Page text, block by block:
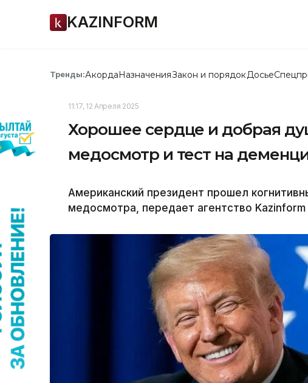
KAZINFORM
Тренды:АкордаНазначенияЗакон и порядок Досье
11:17, 12 Апреля 2025
Хорошее сердце и добрая
медосмотр и тест на
Американский президент прошел
медосмотра, передает агентство